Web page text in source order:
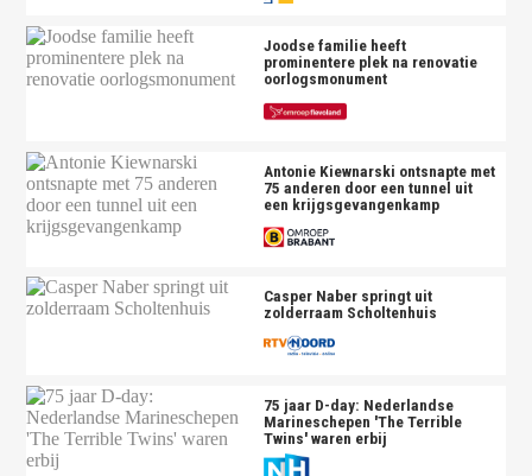
Joodse familie heeft
prominentere plek na renovatie
oorlogsmonument
Antonie Kiewnarski ontsnapte met
75 anderen door een tunnel uit
een krijgsgevangenkamp
Casper Naber springt uit
zolderraam Scholtenhuis
75 jaar D-day: Nederlandse
Marineschepen 'The Terrible
Twins' waren erbij